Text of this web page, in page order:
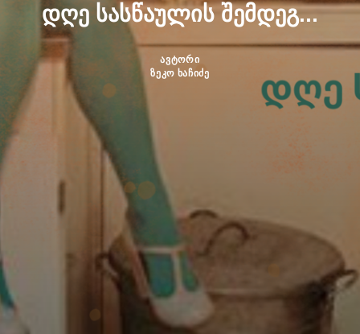
დღე სასწაულის შემდეგ...
ავტორი
ზეკო ხაჩიძე